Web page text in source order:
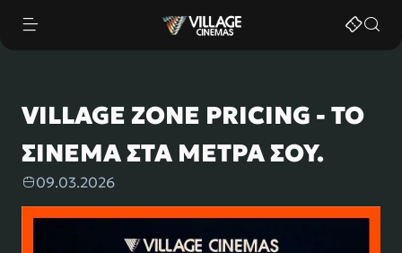
VILLAGE ZONE PRICING - ΤΟ
ΣΙΝΕΜΑ ΣΤΑ ΜΕΤΡΑ ΣΟΥ.
09.03.2026